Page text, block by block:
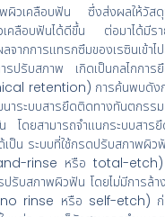
ผิวเคลือบฟัน ซึ่งส่งผลให้วัสดุ
คลือบฟันได้ดีขึ้น ต่อมาได้มีรา
กการแทรกซึมของเรซินเข้าไ
รปรับสภาพ เกิดเป็นกลไกการ
retention) การค้นพบดังกล่
าระบบสารยึดติดทางทันตกร
โดยสามารถจำแนกระบบสาร
เป็น ระบบที่ใช้กรดปรับสภาพผิ
rinse หรือ total-etch) แ
รปรับสภาพผิวฟัน โดยไม่มีกา
rinse หรือ self-etch) ก่อ